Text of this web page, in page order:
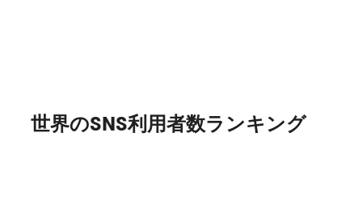
世界のSNS利用者数ランキング